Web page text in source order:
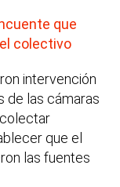
que
colectivo
intervención
de las cámaras
que el
las fuentes